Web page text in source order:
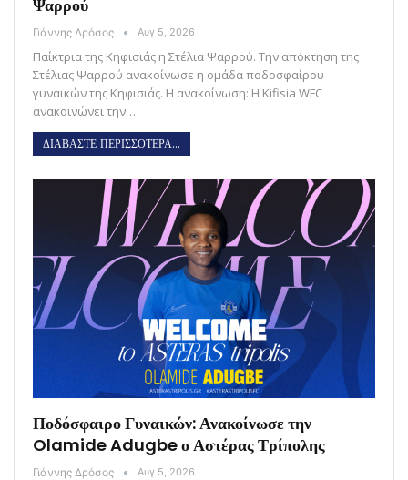
Ψαρρού
Γιάννης Δρόσος Αυγ 5, 2026
Παίκτρια της Κηφισιάς η Στέλια Ψαρρού. Την απόκτηση της
Στέλιας Ψαρρού ανακοίνωσε η ομάδα ποδοσφαίρου
γυναικών της Κηφισιάς. Η ανακοίνωση: Η Kifisia WFC
ανακοινώνει την…
ΔΙΑΒΑΣΤΕ ΠΕΡΙΣΣΟΤΕΡΑ...
Ποδόσφαιρο Γυναικών: Ανακοίνωσε την
Olamide Adugbe ο Αστέρας Τρίπολης
Γιάννης Δρόσος Αυγ 5, 2026